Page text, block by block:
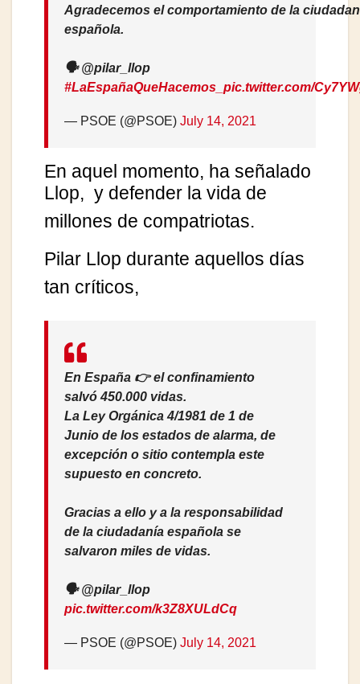
Agradecemos el comportamiento de la
española.
🗣️ @pilar_llop
#LaEspañaQueHacemos_ pic.twitter.com/
— PSOE (@PSOE) July 14, 2021
En aquel momento, ha señalado
Llop, y defender la vida de
millones de compatriotas.
Pilar Llop durante aquellos días
tan críticos,
En España 👉 el confinamiento
salvó 450.000 vidas.
La Ley Orgánica 4/1981 de 1 de
Junio de los estados de alarma, de
excepción o sitio contempla este
supuesto en concreto.
Gracias a ello y a la responsabilidad
de la ciudadanía española se
salvaron miles de vidas.
🗣️ @pilar_llop
pic.twitter.com/k3Z8XULdCq
— PSOE (@PSOE) July 14, 2021